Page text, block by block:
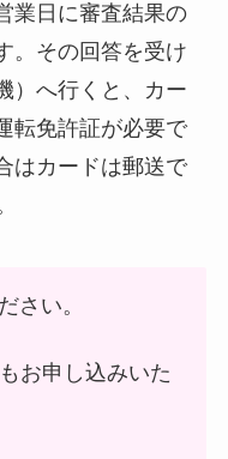
業日に審査結果の
。その回答を受け
）へ行くと、カー
転免許証が必要で
はカードは郵送で
さい。
お申し込みいた